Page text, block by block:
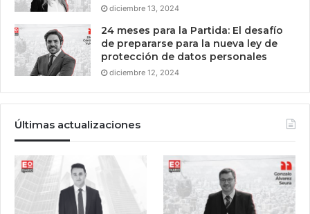
diciembre 13, 2024
24 meses para la Partida: El desafío
de prepararse para la nueva ley de
protección de datos personales
diciembre 12, 2024
Últimas actualizaciones